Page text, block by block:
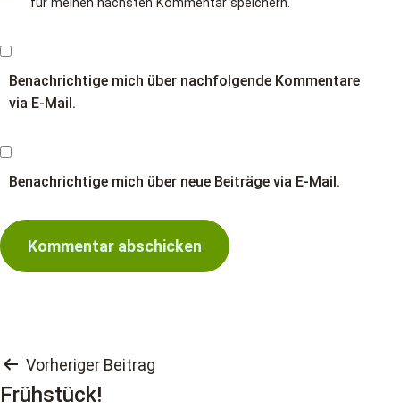
für meinen nächsten Kommentar speichern.
Benachrichtige mich über nachfolgende Kommentare
via E-Mail.
Benachrichtige mich über neue Beiträge via E-Mail.
Beitragsnavigation
Vorheriger Beitrag
Frühstück!